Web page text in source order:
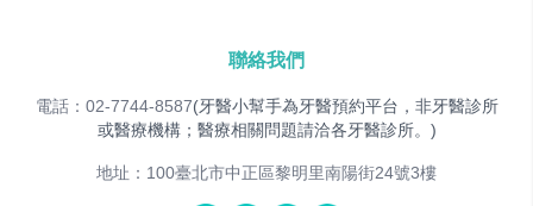
聯絡我們
電話：02-7744-8587(牙醫小幫手為牙醫預約平台，非牙醫診所
或醫療機構；醫療相關問題請洽各牙醫診所。)
地址：100臺北市中正區黎明里南陽街24號3樓